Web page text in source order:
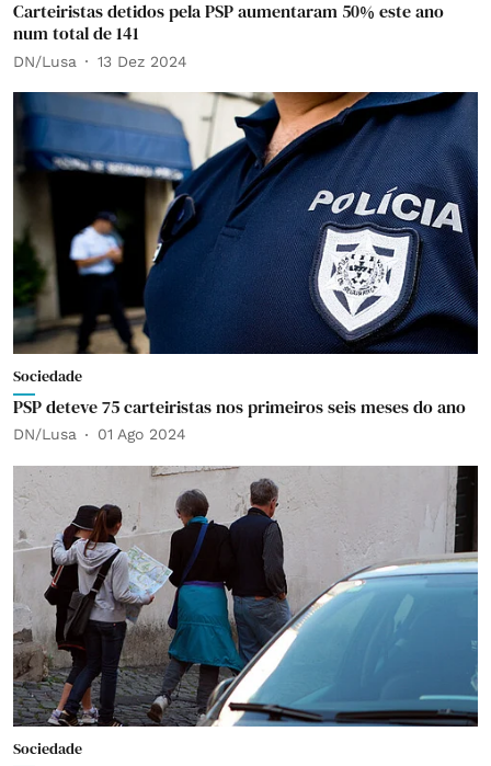
Carteiristas detidos pela PSP aumentaram 50% este ano
num total de 141
DN/Lusa 13 Dez 2024
Sociedade
PSP deteve 75 carteiristas nos primeiros seis meses do ano
DN/Lusa 01 Ago 2024
Sociedade